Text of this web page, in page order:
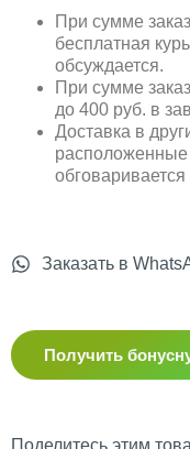
При сумме
бесплатная
обсуждается.
При сумме
до 400 руб. в
Доставка в
расположенные
Заказать в
Получить